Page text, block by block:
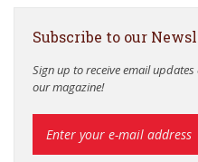
Subscribe to our
Sign up to receive email
our magazine!